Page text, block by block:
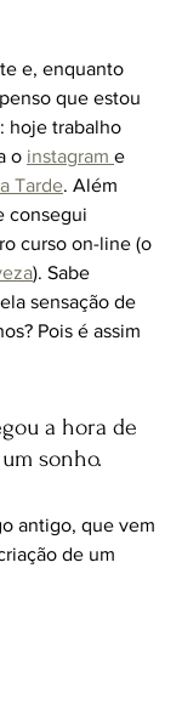
e, enquanto
que estou
hoje trabalho
o instagram e
Tarde. Além
consegui
curso on-line (o
). Sabe
sensação de
Pois é assim
a hora de
sonho.
antigo, que vem
de um